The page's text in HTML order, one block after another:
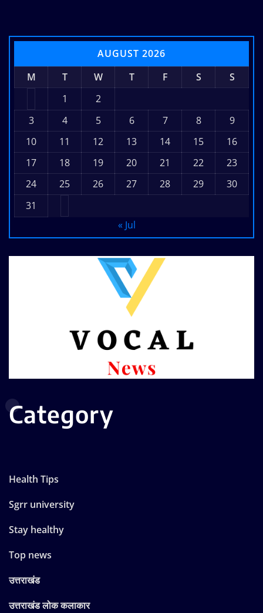
AUGUST 2026
M
T W T F S
S
1
2
3
4 5 6 7 8
9
10
11 12 13 14 15
16
17
18 19 20 21 22
23
24
25 26 27 28 29
30
31
« Jul
Category
Health Tips
Sgrr university
Stay healthy
Top news
उत्तराखंड
उत्तराखंड लोक कलाकार